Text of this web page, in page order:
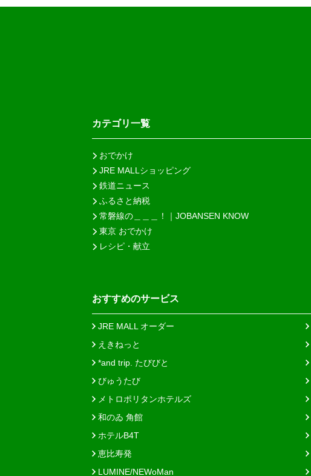
カテゴリ一覧
おでかけ
JRE MALLショッピング
鉄道ニュース
ふるさと納税
常磐線の＿＿＿！｜JOBANSEN KNOW
東京 おでかけ
レシピ・献立
おすすめのサービス
JRE MALL オーダー
えきねっと
*and trip. たびびと
びゅうたび
メトロポリタンホテルズ
和のゐ 角館
ホテルB4T
恵比寿発
LUMINE/NEWoMan